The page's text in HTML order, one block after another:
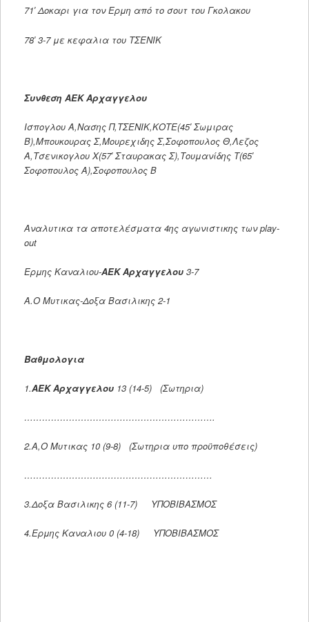
71′ Δοκαρι για τον Ερμη από το σουτ του Γκολακου
78′ 3-7 με κεφαλια του ΤΣΕΝΙΚ
Συνθεση ΑΕΚ Αρχαγγελου
Ισπογλου Α,Νασης Π,ΤΣΕΝΙΚ,ΚΟΤΕ(45′ Σωμιρας
Β),Μπουκουρας Σ,Μουρεχιδης Σ,Σοφοπουλος Θ,Λεζος
Α,Τσενικογλου Χ(57′ Σταυρακας Σ),Τουμανίδης Τ(65′
Σοφοπουλος Α),Σοφοπουλος Β
Αναλυτικα τα αποτελέσματα 4ης αγωνιστικης των play-
out
Ερμης Καναλιου-ΑΕΚ Αρχαγγελου3-7
Α.Ο Μυτικας-Δοξα Βασιλικης 2-1
Βαθμολογια
1.ΑΕΚ Αρχαγγελου13 (14-5) (Σωτηρια)
……………………………………………………….
2.Α,Ο Μυτικας 10 (9-8) (Σωτηρια υπο προϋποθέσεις)
………………………………………………………
3.Δοξα Βασιλικης 6 (11-7) ΥΠΟΒΙΒΑΣΜΟΣ
4.Ερμης Καναλιου 0 (4-18) ΥΠΟΒΙΒΑΣΜΟΣ